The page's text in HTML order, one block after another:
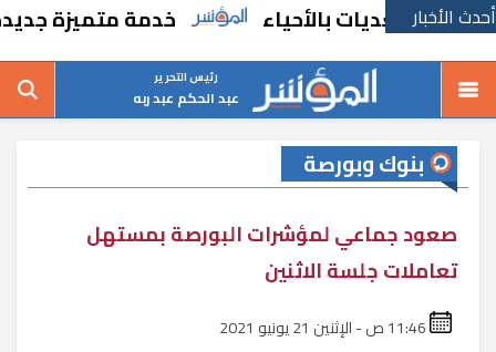
أحدث الأخباربالأحياء خدمة متميزة جديدة من
رئيس التحرير
عبد الحكم عبد ربه
بنوك وبورصة
صعود جماعي لمؤشرات البورصة بمستهل
تعاملات جلسة الاثنين